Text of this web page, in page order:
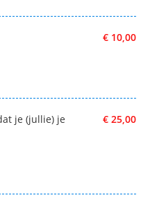
€ 10,00
€ 25,00
je (jullie) je